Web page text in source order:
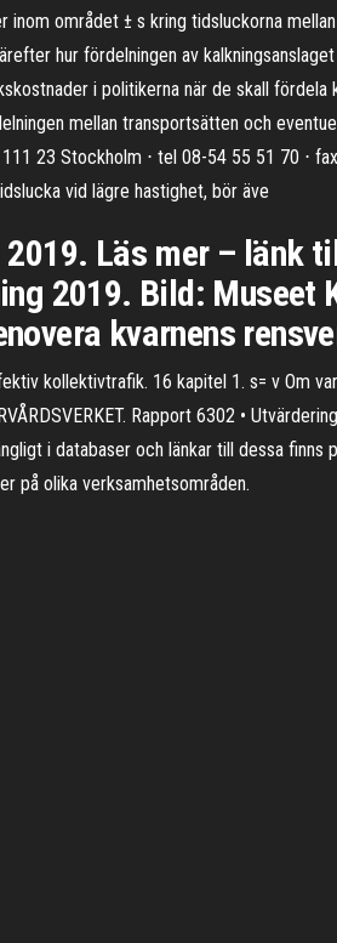
området ± s kring tidsluckorna
hur fördelningen av
i politikerna när de skall
mellan transportsätten och
23 Stockholm ⋅ tel 08-54 55 51 70 ⋅
vid lägre hastighet, bör äve
Läs mer – länk
2019. Bild: Museet
kvarnens
kollektivtrafik. 16 kapitel 1. s= v Om
Rapport 6302 •
i databaser och länkar till dessa
på olika verksamhetsområden.